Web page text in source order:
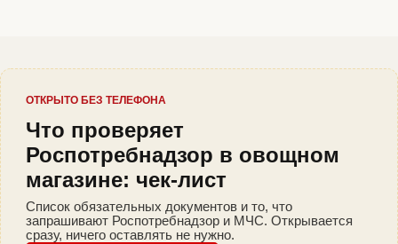
ОТКРЫТО БЕЗ ТЕЛЕФОНА
Что проверяет
Роспотребнадзор в овощном
магазине: чек-лист
Список обязательных документов и то, что
запрашивают Роспотребнадзор и МЧС. Открывается
сразу, ничего оставлять не нужно.